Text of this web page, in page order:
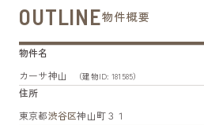
OUTLINE物件概要
物件名
カーサ神山
（建物ID: 181585）
住所
東京都渋谷区神山町３１